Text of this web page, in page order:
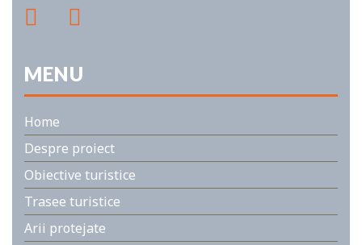
MENU
Home
Despre proiect
Obiective turistice
Trasee turistice
Arii protejate